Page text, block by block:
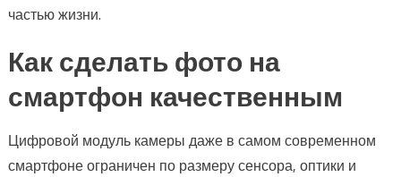
частью жизни.
Как сделать фото на
смартфон качественным
Цифровой модуль камеры даже в самом современном
смартфоне ограничен по размеру сенсора, оптики и